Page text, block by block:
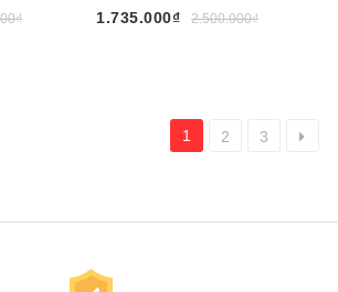
1.735.000₫
2.500.000₫
1 2 3